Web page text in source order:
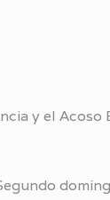
y el Acoso